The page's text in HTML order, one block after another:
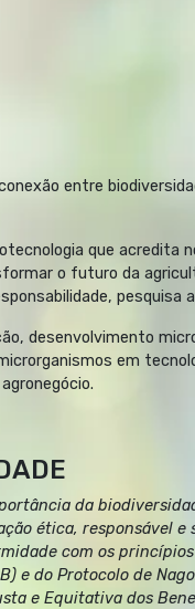
entre
que acredita
o futuro da
pesquisa
desenvolvimento
em
da
ética, responsável e
com os
e do Protocolo de
e Equitativa dos